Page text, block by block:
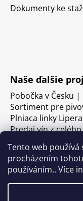
Tento web používá
procházením
používáním.. Více
Dokumenty ke
Naše ďalšie
Pobočka v Česku |
Sortiment pre
Plniaca linky
Predaj vín z